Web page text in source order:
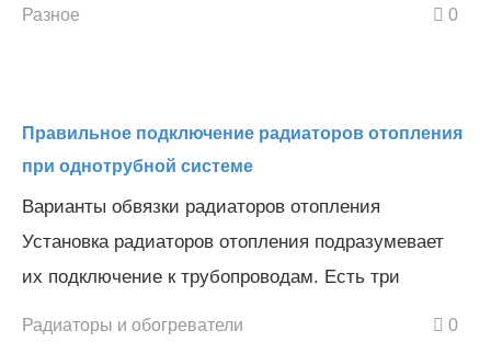
Разное 0
Правильное подключение радиаторов отопления
при однотрубной системе
Варианты обвязки радиаторов отопления
Установка радиаторов отопления подразумевает
их подключение к трубопроводам. Есть три
Радиаторы и обогреватели 0